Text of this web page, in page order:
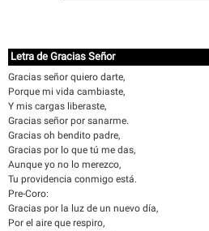
Letra de Gracias Señor
Gracias señor quiero darte,
Porque mi vida cambiaste,
Y mis cargas liberaste,
Gracias señor por sanarme.
Gracias oh bendito padre,
Gracias por lo que tú me das,
Aunque yo no lo merezco,
Tu providencia conmigo está.
Pre-Coro:
Gracias por la luz de un nuevo día,
Por el aire que respiro,